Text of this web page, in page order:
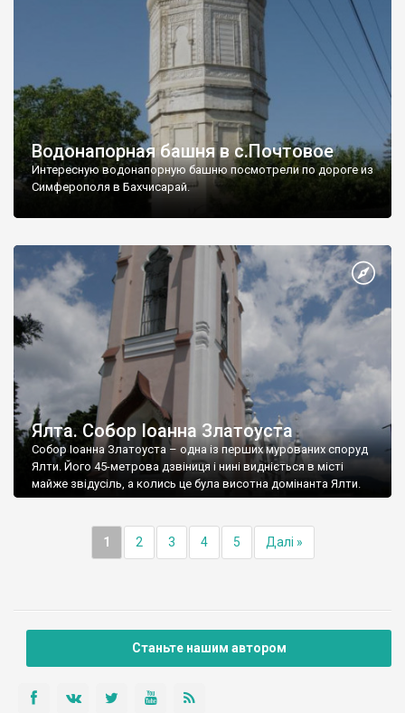
Водонапорная башня в с.Почтовое
Интересную водонапорную башню посмотрели по дороге из
Симферополя в Бахчисарай.
Ялта. Собор Іоанна Златоуста
Собор Іоанна Златоуста – одна із перших мурованих споруд
Ялти. Його 45-метрова дзвіниця і нині видніється в місті
майже звідусіль, а колись це була висотна домінанта Ялти.
1 2 3 4 5 Далі »
Станьте нашим автором